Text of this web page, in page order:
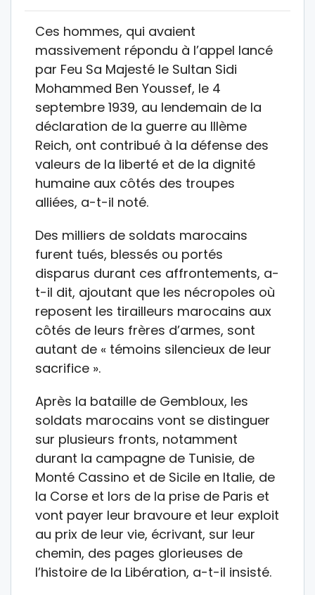
Ces hommes, qui avaient
massivement répondu à l’appel lancé
par Feu Sa Majesté le Sultan Sidi
Mohammed Ben Youssef, le 4
septembre 1939, au lendemain de la
déclaration de la guerre au IIIème
Reich, ont contribué à la défense des
valeurs de la liberté et de la dignité
humaine aux côtés des troupes
alliées, a-t-il noté.
Des milliers de soldats marocains
furent tués, blessés ou portés
disparus durant ces affrontements, a-
t-il dit, ajoutant que les nécropoles où
reposent les tirailleurs marocains aux
côtés de leurs frères d’armes, sont
autant de « témoins silencieux de leur
sacrifice ».
Après la bataille de Gembloux, les
soldats marocains vont se distinguer
sur plusieurs fronts, notamment
durant la campagne de Tunisie, de
Monté Cassino et de Sicile en Italie, de
la Corse et lors de la prise de Paris et
vont payer leur bravoure et leur exploit
au prix de leur vie, écrivant, sur leur
chemin, des pages glorieuses de
l’histoire de la Libération, a-t-il insisté.